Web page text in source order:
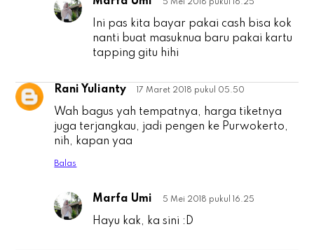
l 5 Mei 2018 pukul 16.25
Ini pas kita bayar pakai cash bisa kok
nanti buat masuknua baru pakai kartu
tapping gitu hihi
R Rani Yulianty 17 Maret 2018 pukul 05.50
Wah bagus yah tempatnya, harga tiketnya
juga terjangkau, jadi pengen ke Purwokerto,
nih, kapan yaa
Balas
R Marfa Umi 5 Mei 2018 pukul 16.25
Hayu kak, ka sini :D